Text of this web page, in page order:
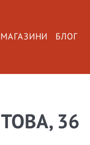
БЛОГ
36